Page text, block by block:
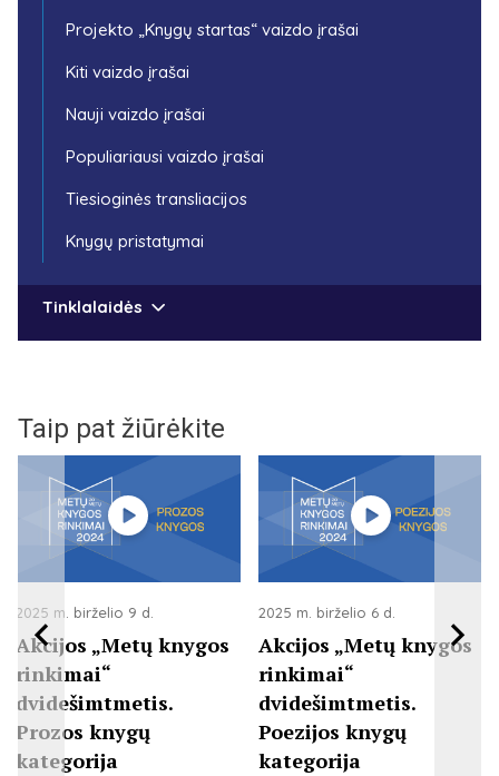
Projekto „Knygų startas“ vaizdo įrašai
Kiti vaizdo įrašai
Nauji vaizdo įrašai
Populiariausi vaizdo įrašai
Tiesioginės transliacijos
Knygų pristatymai
Tinklalaidės
Taip pat žiūrėkite
2025 m. birželio 9 d.
Akcijos „Metų knygos
rinkimai“
dvidešimtmetis.
Prozos knygų
kategorija
2025 m. birželio 6 d.
Akcijos „Metų knygos
rinkimai“
dvidešimtmetis.
Poezijos knygų
kategorija